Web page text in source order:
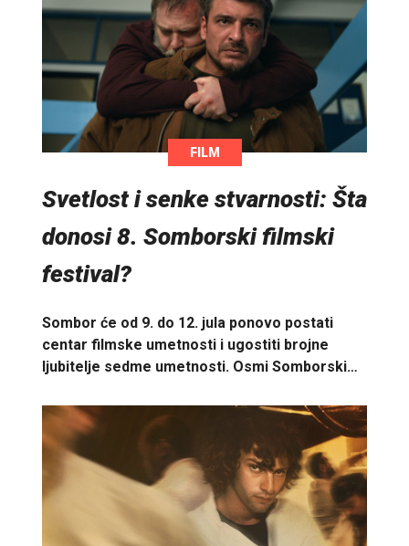
FILM
Svetlost i senke stvarnosti: Šta
donosi 8. Somborski filmski
festival?
Sombor će od 9. do 12. jula ponovo postati
centar filmske umetnosti i ugostiti brojne
ljubitelje sedme umetnosti. Osmi Somborski…